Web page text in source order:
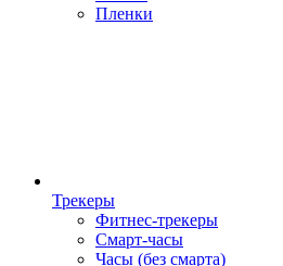
Пленки
Трекеры
Фитнес-трекеры
Смарт-часы
Часы (без смарта)